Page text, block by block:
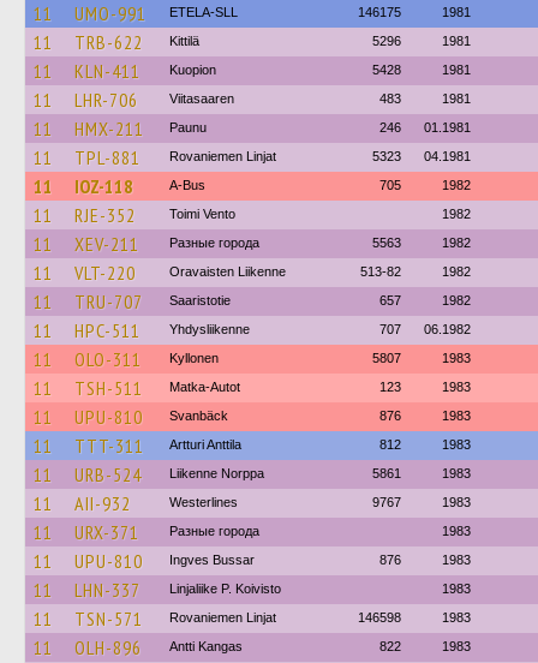
11 UMO-991 ETELA-SLL 146175 1981
11 TRB-622 Kittilä 5296 1981
11 KLN-411 Kuopion 5428 1981
11 LHR-706 Viitasaaren 483 1981
11 HMX-211 Paunu 246 01.1981
11 TPL-881 Rovaniemen Linjat 5323 04.1981
11 IOZ-118 A-Bus 705 1982
11 RJE-352 Toimi Vento 1982
11 XEV-211 Разные города 5563 1982
11 VLT-220 Oravaisten Liikenne 513-82 1982
11 TRU-707 Saaristotie 657 1982
11 HPC-511 Yhdysliikenne 707 06.1982
11 OLO-311 Kyllonen 5807 1983
11 TSH-511 Matka-Autot 123 1983
11 UPU-810 Svanbäck 876 1983
11 TTT-311 Artturi Anttila 812 1983
11 URB-524 Liikenne Norppa 5861 1983
11 AII-932 Westerlines 9767 1983
11 URX-371 Разные города 1983
11 UPU-810 Ingves Bussar 876 1983
11 LHN-337 Linjaliike P. Koivisto 1983
11 TSN-571 Rovaniemen Linjat 146598 1983
11 OLH-896 Antti Kangas 822 1983